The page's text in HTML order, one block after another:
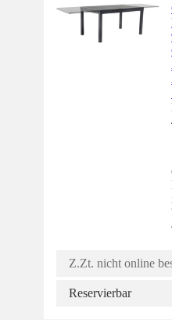
Z.Zt. nicht online
Reservierbar